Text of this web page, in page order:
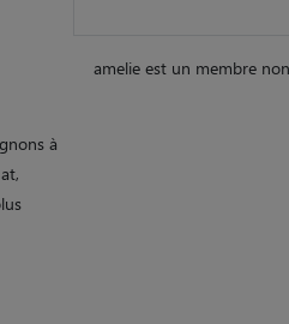
à
amelie est un membre